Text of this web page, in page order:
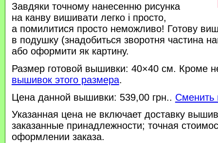
Завдяки точному нанесенню рисунка
на канву вишивати легко і просто,
а помилитися просто неможливо! Готову
в подушку (знадобиться зворотня частина
або оформити як картину.
Размер готовой вышивки: 40×40 см. Кроме
вышивок этого размера.
Цена данной вышивки: 539,00 грн.. Сменить
Указанная цена не включает доставку
заказанные принадлежности; точная
оформлении заказа.